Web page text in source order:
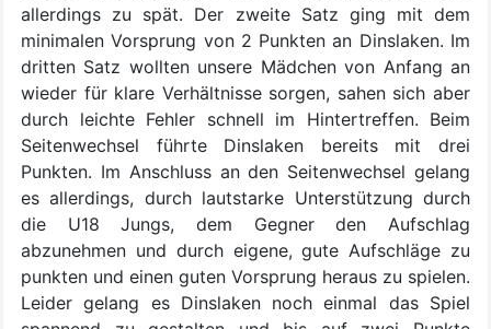
allerdings zu spät. Der zweite Satz ging mit dem
minimalen Vorsprung von 2 Punkten an Dinslaken. Im
dritten Satz wollten unsere Mädchen von Anfang an
wieder für klare Verhältnisse sorgen, sahen sich aber
durch leichte Fehler schnell im Hintertreffen. Beim
Seitenwechsel führte Dinslaken bereits mit drei
Punkten. Im Anschluss an den Seitenwechsel gelang
es allerdings, durch lautstarke Unterstützung durch
die U18 Jungs, dem Gegner den Aufschlag
abzunehmen und durch eigene, gute Aufschläge zu
punkten und einen guten Vorsprung heraus zu spielen.
Leider gelang es Dinslaken noch einmal das Spiel